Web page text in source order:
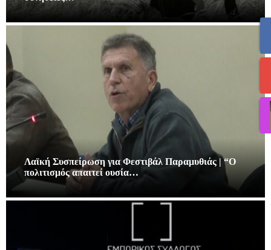
Λαϊκή Συσπείρωση για Φεστιβάλ Παραμυθιάς | “Ο
πολιτισμός απαιτεί ουσία…